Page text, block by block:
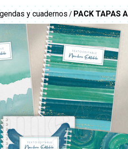
y cuadernos /PACK TAPAS